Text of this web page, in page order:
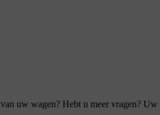
uw wagen? Hebt u meer vragen?